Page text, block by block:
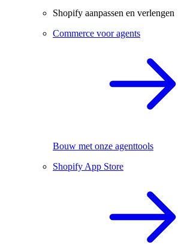
Shopify aanpassen en verlengen
Commerce voor agents
Bouw met onze agenttools
Shopify App Store